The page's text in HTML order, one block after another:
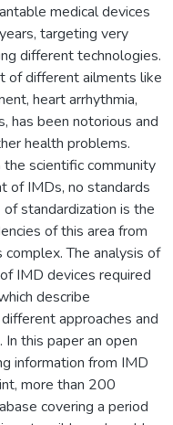
medical devices
targeting very
different technologies.
of different ailments like
heart arrhythmia,
has been notorious and
health problems.
scientific community
of IMDs, no standards
standardization is the
of this area from
The analysis of
IMD devices required
describe
approaches and
this paper an open
information from IMD
more than 200
covering a period